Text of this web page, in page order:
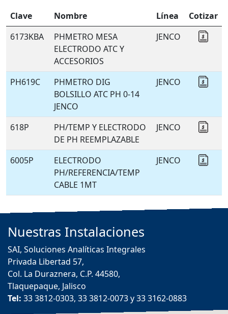
Clave Nombre Línea
Cotizar
6173KBA
PHMETRO MESA
ELECTRODO ATC Y
ACCESORIOS
JENCO
PH619C
PHMETRO DIG
BOLSILLO ATC PH 0-14
JENCO
JENCO
618P
PH/TEMP Y ELECTRODO
DE PH REEMPLAZABLE
JENCO
6005P
ELECTRODO
PH/REFERENCIA/TEMP
CABLE 1MT
JENCO
Nuestras Instalaciones
SAI, Soluciones Analíticas Integrales
Privada Libertad 57,
Col. La Duraznera, C.P. 44580,
Tlaquepaque, Jalisco
Tel: 33 3812-0303, 33 3812-0073 y 33 3162-0883